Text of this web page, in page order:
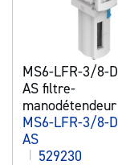
MS6-LFR-3/8-
AS filtre-
manodétendeur
MS6-LFR-3/8-
AS
| 529230